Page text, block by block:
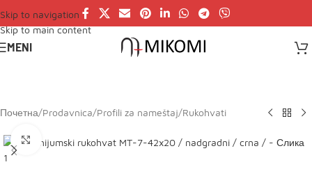
Skip to navigation
Skip to main content
MENI
Почетна/Prodavnica/Profili za nameštaj/Rukohvati
Click to enlarge